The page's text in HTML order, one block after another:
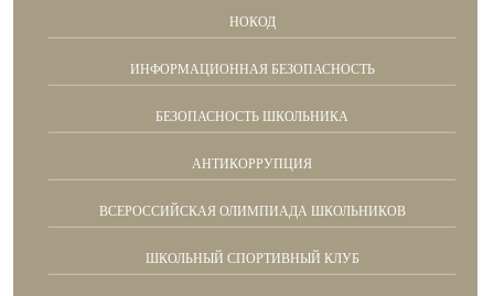
НОКОД
ИНФОРМАЦИОННАЯ БЕЗОПАСНОСТЬ
БЕЗОПАСНОСТЬ ШКОЛЬНИКА
АНТИКОРРУПЦИЯ
ВСЕРОССИЙСКАЯ ОЛИМПИАДА ШКОЛЬНИКОВ
ШКОЛЬНЫЙ СПОРТИВНЫЙ КЛУБ